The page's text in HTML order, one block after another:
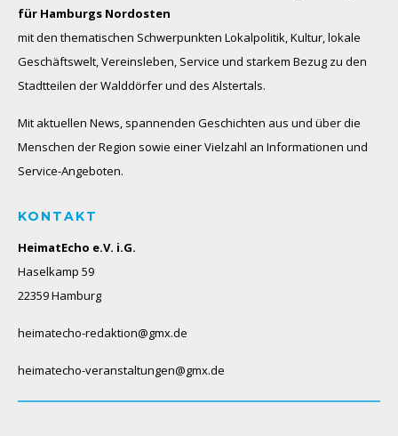
für Hamburgs Nordosten
mit den thematischen Schwerpunkten Lokalpolitik, Kultur, lokale
Geschäftswelt, Vereinsleben, Service und starkem Bezug zu den
Stadtteilen der Walddörfer und des Alstertals.
Mit aktuellen News, spannenden Geschichten aus und über die
Menschen der Region sowie einer Vielzahl an Informationen und
Service-Angeboten.
KONTAKT
HeimatEcho e.V. i.G.
Haselkamp 59
22359 Hamburg
heimatecho-redaktion@gmx.de
heimatecho-veranstaltungen@gmx.de